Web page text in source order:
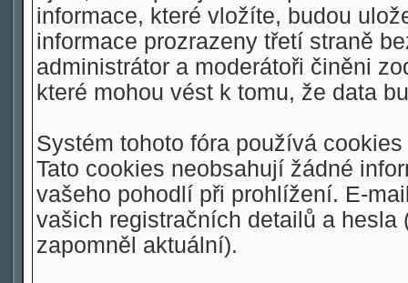
informace, které vložíte, budou
informace prozrazeny třetí straně
administrátor a moderátoři činěni
které mohou vést k tomu, že data
Systém tohoto fóra používá
Tato cookies neobsahují žádné
vašeho pohodlí při prohlížení. E-
vašich registračních detailů a
zapomněl aktuální).